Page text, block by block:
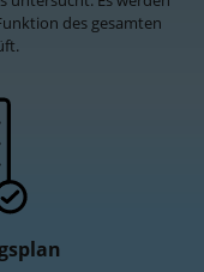
des gesamten